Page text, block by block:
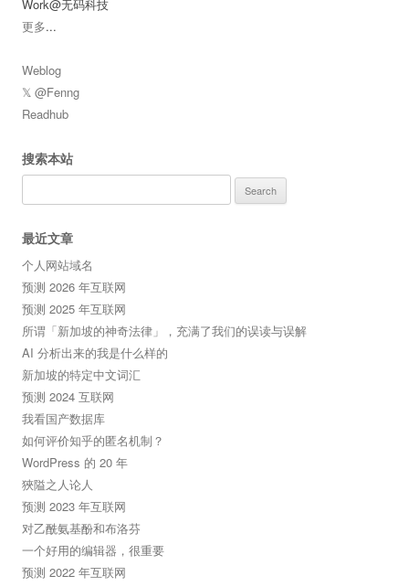
Work@无码科技
更多...
Weblog
𝕏 @Fenng
Readhub
搜索本站
for:
最近文章
个人网站域名
预测 2026 年互联网
预测 2025 年互联网
所谓「新加坡的神奇法律」，充满了我们的误读与误解
AI 分析出来的我是什么样的
新加坡的特定中文词汇
预测 2024 互联网
我看国产数据库
如何评价知乎的匿名机制？
WordPress 的 20 年
狹隘之人论人
预测 2023 年互联网
对乙酰氨基酚和布洛芬
一个好用的编辑器，很重要
预测 2022 年互联网